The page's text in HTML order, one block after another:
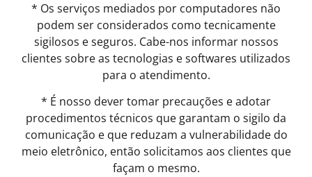
* Os serviços mediados por computadores não
podem ser considerados como tecnicamente
sigilosos e seguros. Cabe-nos informar nossos
clientes sobre as tecnologias e softwares utilizados
para o atendimento.
* É nosso dever tomar precauções e adotar
procedimentos técnicos que garantam o sigilo da
comunicação e que reduzam a vulnerabilidade do
meio eletrônico, então solicitamos aos clientes que
façam o mesmo.